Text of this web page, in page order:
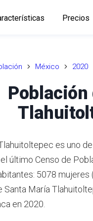
Precios
México 2020
Población
es uno
último Censo de
5078 mujeres
Santa María
en 2020.